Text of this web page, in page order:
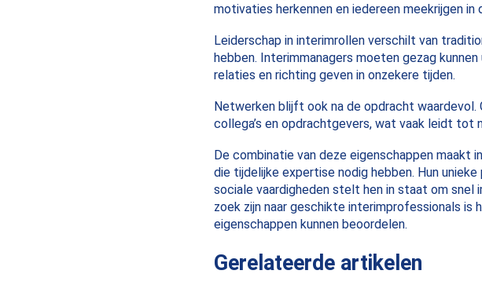
motivaties herkennen en iedereen meekrijgen in
Leiderschap in interimrollen verschilt van
hebben. Interimmanagers moeten gezag
relaties en richting geven in onzekere tijden.
Netwerken blijft ook na de opdracht
collega’s en opdrachtgevers, wat vaak leidt tot
De combinatie van deze eigenschappen
die tijdelijke expertise nodig hebben. Hun
sociale vaardigheden stelt hen in staat om snel
zoek zijn naar geschikte interimprofessionals is
eigenschappen kunnen beoordelen.
Gerelateerde artikelen